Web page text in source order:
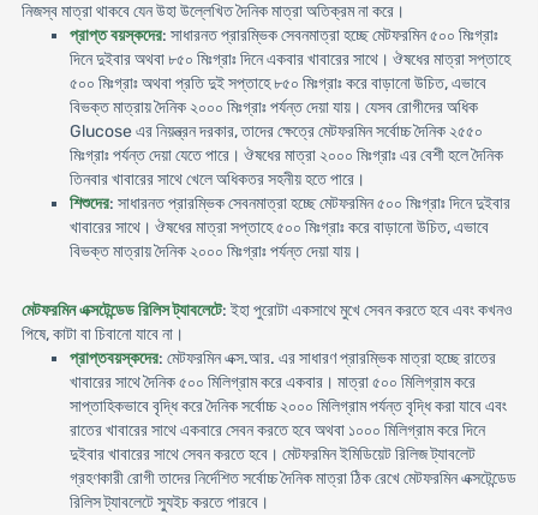
নিজস্ব মাত্রা থাকবে যেন উহা উল্লে­খিত দৈনিক মাত্রা অতিক্রম না করে।
প্রাপ্ত বয়স্কদের: সাধারনত প্রারম্ভিক সেবনমাত্রা হচ্ছে মেটফরমিন ৫০০ মিঃগ্রাঃ
দিনে দুইবার অথবা ৮৫০ মিঃগ্রাঃ দিনে একবার খাবারের সাথে। ঔষধের মাত্রা সপ্তাহে
৫০০ মিঃগ্রাঃ অথবা প্রতি দুই সপ্তাহে ৮৫০ মিঃগ্রাঃ করে বাড়ানো উচিত, এভাবে
বিভক্ত মাত্রায় দৈনিক ২০০০ মিঃগ্রাঃ পর্যন্ত দেয়া যায়। যেসব রোগীদের অধিক
Glucose এর নিয়ন্ত্রন দরকার, তাদের ক্ষেত্রে মেটফরমিন সর্বোচ্চ দৈনিক ২৫৫০
মিঃগ্রাঃ পর্যন্ত দেয়া যেতে পারে। ঔষধের মাত্রা ২০০০ মিঃগ্রাঃ এর বেশী হলে দৈনিক
তিনবার খাবারের সাথে খেলে অধিকতর সহনীয় হতে পারে।
শিশুদের: সাধারনত প্রারম্ভিক সেবনমাত্রা হচ্ছে মেটফরমিন ৫০০ মিঃগ্রাঃ দিনে দুইবার
খাবারের সাথে। ঔষধের মাত্রা সপ্তাহে ৫০০ মিঃগ্রাঃ করে বাড়ানো উচিত, এভাবে
বিভক্ত মাত্রায় দৈনিক ২০০০ মিঃগ্রাঃ পর্যন্ত দেয়া যায়।
মেটফরমিন এক্সটেন্ডেড রিলিস ট্যাবলেটে: ইহা পুরোটা একসাথে মুখে সেবন করতে হবে এবং কখনও
পিষে, কাটা বা চিবানো যাবে না।
প্রাপ্তবয়স্কদের: মেটফরমিন এক্স.আর. এর সাধারণ প্রারম্ভিক মাত্রা হচ্ছে রাতের
খাবারের সাথে দৈনিক ৫০০ মিলিগ্রাম করে একবার। মাত্রা ৫০০ মিলিগ্রাম করে
সাপ্তাহিকভাবে বৃদ্ধি করে দৈনিক সর্বোচ্চ ২০০০ মিলিগ্রাম পর্যন্ত বৃদ্ধি করা যাবে এবং
রাতের খাবারের সাথে একবারে সেবন করতে হবে অথবা ১০০০ মিলিগ্রাম করে দিনে
দুইবার খাবারের সাথে সেবন করতে হবে। মেটফরমিন ইমিডিয়েট রিলিজ ট্যাবলেট
গ্রহণকারী রোগী তাদের নির্দেশিত সর্বোচ্চ দৈনিক মাত্রা ঠিক রেখে মেটফরমিন এক্সটেন্ডেড
রিলিস ট্যাবলেটে স্যুইচ করতে পারবে।